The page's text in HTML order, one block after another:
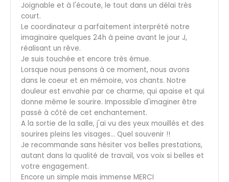
Joignable et à l'écoute, le tout dans un délai très
court.
Le coordinateur a parfaitement interprété notre
imaginaire quelques 24h à peine avant le jour J,
réalisant un rêve.
Je suis touchée et encore très émue.
Lorsque nous pensons à ce moment, nous avons
dans le coeur et en mémoire, vos chants. Notre
douleur est envahie par ce charme, qui apaise et qui
donne même le sourire. Impossible d'imaginer être
passé à côté de cet enchantement.
A la sortie de la salle, j'ai vu des yeux mouillés et des
sourires pleins les visages… Quel souvenir !!
Je recommande sans hésiter vos belles prestations,
autant dans la qualité de travail, vos voix si belles et
votre engagement.
Encore un simple mais immense MERCI